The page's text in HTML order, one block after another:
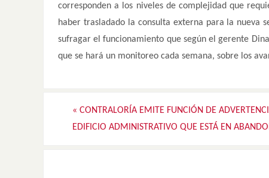
corresponden a los niveles de complejidad que
haber trasladado la consulta externa para la nueva
sufragar el funcionamiento que según el gerente
que se hará un monitoreo cada semana, sobre los
« CONTRALORÍA EMITE FUNCIÓN DE
EDIFICIO ADMINISTRATIVO QUE ESTÁ EN